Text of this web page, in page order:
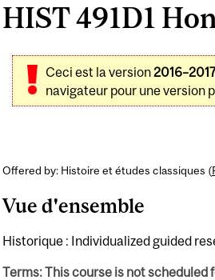
HIST 491D1
Ceci est la version
navigateur pour une version
Offered by: Histoire et études classiques (
Vue d'ensemble
Historique : Individualized guided
Terms: This course is not scheduled